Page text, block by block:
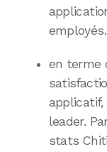
employés.
en terme
applicatif,
leader.
stats